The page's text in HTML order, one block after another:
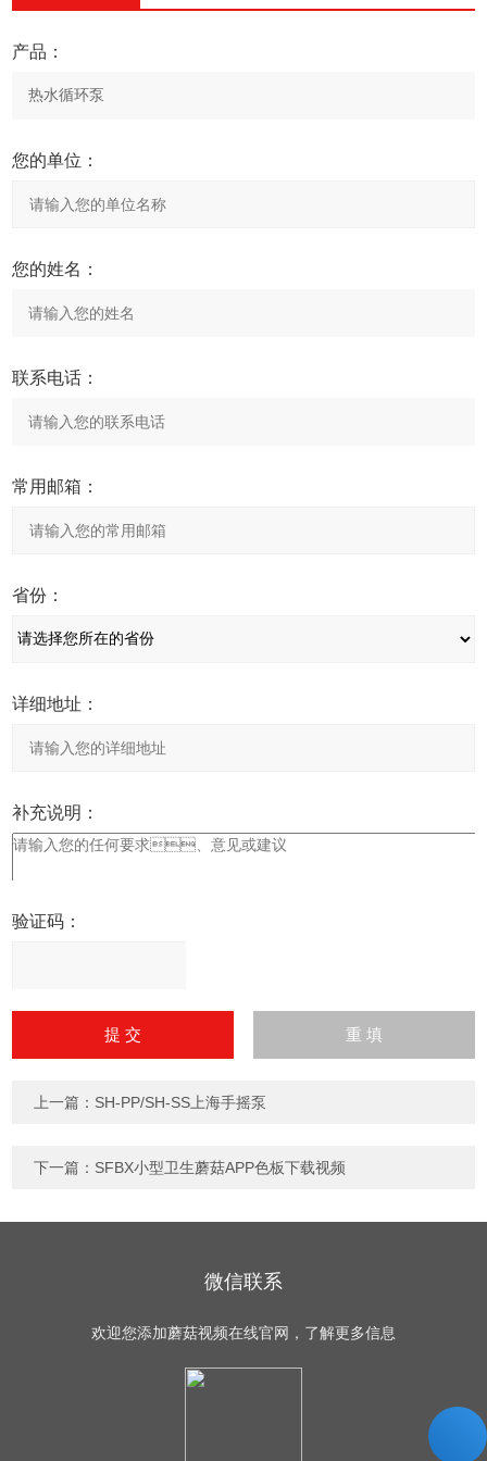
产品：
您的单位：
您的姓名：
联系电话：
常用邮箱：
省份：
详细地址：
补充说明：
验证码：
字），如：三加四=7
上一篇： SH-PP/SH-SS上海手摇泵
下一篇： SFBX小型卫生蘑菇APP色板下载视频
微信联系
欢迎您添加蘑菇视频在线官网，了解更多信息